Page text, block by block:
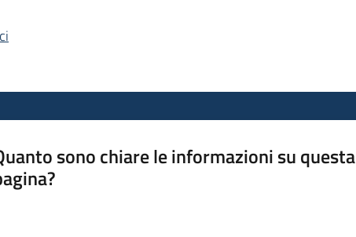
sono chiare le informazioni su questa